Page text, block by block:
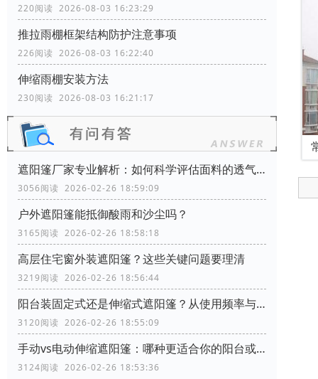
220阅读 2026-08-03 16:23:29
推拉雨棚框架结构防护注意事项
226阅读 2026-08-03 16:22:40
伸缩雨棚安装方法
230阅读 2026-08-03 16:21:17
遮阳篷厂家专业解析：如何科学评估面料的透气性能？
3056阅读 2026-02-26 18:59:09
户外遮阳篷能抵御酸雨和沙尘吗？
3165阅读 2026-02-26 18:58:18
高层住宅窗外装遮阳篷？这些关键问题要理清
3219阅读 2026-02-26 18:56:44
阳台装固定式还是伸缩式遮阳篷？从使用频率与空间利用角度分析
3120阅读 2026-02-26 18:55:09
手动vs电动伸缩遮阳篷：哪种更适合你的阳台或商铺？
3124阅读 2026-02-26 18:53:36